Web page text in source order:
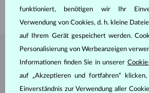
GEWICHT 1.95 g
SCHMUCK AUS DEM
funktioniert, benötigen wir Ihr
Verwendung von Cookies, d. h. kleine
auf Ihrem Gerät gespeichert werden.
Personalisierung von Werbeanzeigen
Informationen finden Sie in unserer
auf „Akzeptieren und fortfahren“
Einverständnis zur Verwendung aller